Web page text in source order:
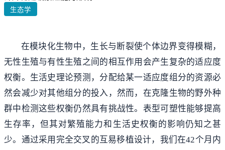
生态学
在模块化生物中，生长与断裂使个体边界变得模糊，
无性生殖与有性生殖之间的相互作用会产生复杂的适应度
权衡。生活史理论预测，分配给某一适应度组分的资源必
然会减少对其他组分的投入，然而，在克隆生物的野外种
群中检测这些权衡仍然具有挑战性。表型可塑性能够提高
生存率，但其对繁殖能力和生活史权衡的影响仍知之甚
少。通过采用完全交叉的互易移植设计，我们在42个月内